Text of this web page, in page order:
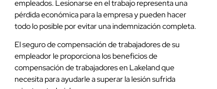
empleados. Lesionarse en el trabajo representa una
pérdida económica para la empresa y pueden hacer
todo lo posible por evitar una indemnización completa.
El seguro de compensación de trabajadores de su
empleador le proporciona los beneficios de
compensación de trabajadores en Lakeland que
necesita para ayudarle a superar la lesión sufrida